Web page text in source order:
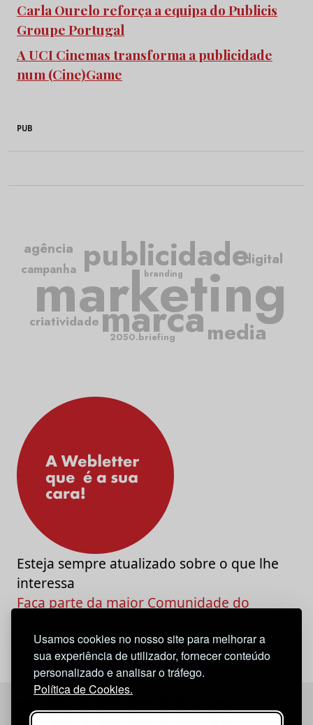
Usamos cookies no nosso site para melhorar a
sua experiência de utilizador, fornecer conteúdo
personalizado e analisar o tráfego.
Política de Cookies.
Carla Ourelo reforça a equipa do Publicis
Groupe Portugal
A UCI Cinemas transforma a publicidade
num (Cine)Game
PUB
marketing
publicidade
marca
criatividade
campanha
media
agência
digital
2050.briefing
branding
Esteja sempre atualizado sobre o que lhe
interessa
Faça parte da maior Comunidade do